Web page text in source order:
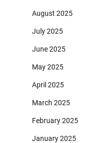
August 2025
July 2025
June 2025
May 2025
April 2025
March 2025
February 2025
January 2025